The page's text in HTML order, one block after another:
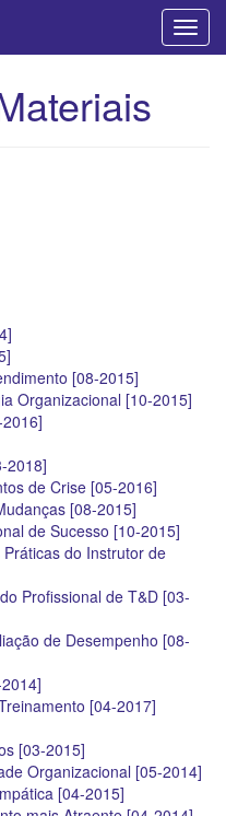
[08-2015]
Organizacional [10-2015]
2018]
de Crise [05-2016]
[08-2015]
de Sucesso [10-2015]
do Instrutor de
Profissional de T&D [03-
de Desempenho [08-
[04-2017]
[03-2015]
Organizacional [05-2014]
[04-2015]